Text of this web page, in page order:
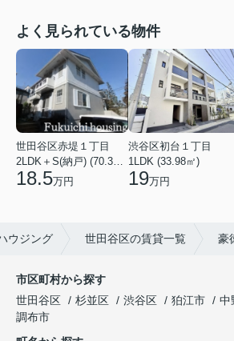
よく見られている物件
世田谷区赤堤１丁目
18.5万円
渋谷区初台１丁目
1LDK (33.98㎡)
19万円
ウジング 世田谷区の賃貸一覧 豪
市区町村から探す
世田谷区
杉並区 渋谷区 狛江市 中
調布市